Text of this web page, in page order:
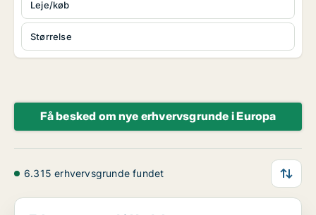
Leje/køb
Størrelse
Få besked om nye erhvervsgrunde i Europa
6.315 erhvervsgrunde fundet
Erhvervsgrund i Hedehusene, Storkøbenhavn